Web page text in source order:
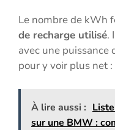
Le nombre de kWh
de recharge utilisé.
avec une puissance
pour y voir plus net :
À lire aussi :
sur une BMW :